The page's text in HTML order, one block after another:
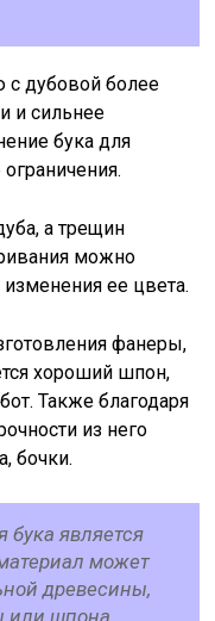
с дубовой более
и сильнее
бука для
а трещин
можно
ее цвета.
фанеры,
хороший шпон,
Также благодаря
из него
бочки.
является
может
древесины,
или шпона.